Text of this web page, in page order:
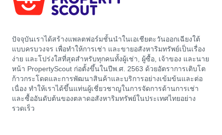
ปัจจุบันเราได้สร้างแพลตฟอร์มชั้นนำในเอเชียตะวันออกเฉียงใต้
แบบครบวงจร เพื่อทำให้การเช่า และขายอสังหาริมทรัพย์เป็นเรื่อง
ง่าย และโปร่งใสที่สุดสำหรับทุกคนทั้งผู้เช่า, ผู้ซื้อ, เจ้าของ และนาย
หน้า PropertyScout ก่อตั้งขึ้นในปีพ.ศ. 2563 ด้วยอัตราการเติบโต
ก้าวกระโดดและการพัฒนาสินค้าและบริการอย่างเข้มข้นและต่อ
เนื่อง ทำให้เราได้ขึ้นแท่นผู้เชี่ยวชาญในการจัดการด้านการเช่า
และซื้ออันดับต้นของตลาดอสังหาริมทรัพย์ในประเทศไทยอย่าง
รวดเร็ว